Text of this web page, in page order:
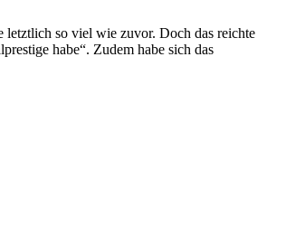
letztlich so viel wie zuvor. Doch das reichte
habe“. Zudem habe sich das